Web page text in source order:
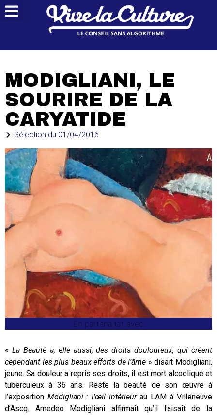
MODIGLIANI, LE
SOURIRE DE LA
CARYATIDE
Sélection du 01/04/2016
En partenariat avec
« La Beauté a, elle aussi, des droits douloureux, qui créent
cependant les plus beaux efforts de l’âme » disait Modigliani,
jeune. Sa douleur a repris ses droits, il est mort alcoolique et
tuberculeux à 36 ans. Reste la beauté de son œuvre à
l’exposition Modigliani : l’œil intérieurau LAM à Villeneuve
d’Ascq. Amedeo Modigliani affirmait qu’il faisait de la